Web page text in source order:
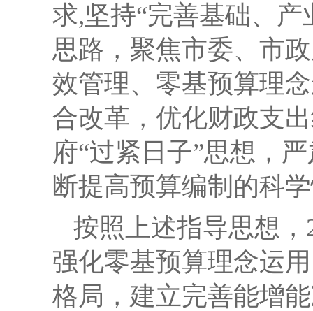
求,坚持“完善基础、
思路， 聚焦市委、市
效管理、零基预算理
合改革， 优化财政支
府“过紧日子”思想，
断提高预算编制的科
按照上述指导思想，
强化零基预算理念运
格局，建立完善能增